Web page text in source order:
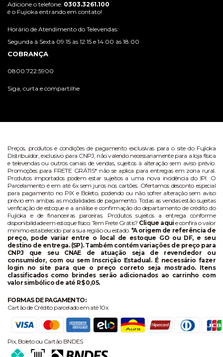
Adicione o telefone: 0303.3261.100
é o Fujioka entrando em contato!
Horário de Atendimento do Televendas:
Segunda à Sexta 09:15 às 12:15 e 14:00 às 18:00
COBRANÇA
0800.722.5900
Siga, curta e compartilhe
Preços, produtos e condições de pagamento exclusivas para o site do Fujioka
Distribuidor, exclusivo para CNPJ, não valendo necessariamente para a loja física
e televendas ou outros canais de vendas, sujeitos à alteração sem aviso prévio.
Promoções para FRETE GRÁTIS* não se aplica para entregas em zona rural.
Produtos importados podem estar sujeitos a uma nova incidência do IPI. O
Parcelamento é em até 6x sem juros nos cartões. Ofertamos desconto especial
para pagamento no PIX e Boleto, podendo ou não sofrer alteração sem aviso
prévio em ambas as modalidades de pagamento. Todas as vendas estão sujeitas
verificação de estoque e a análise e confirmação do departamento de crédito do
Fujioka e de financeiras parceiras. Produtos sujeitos a entrega conforme
disponibilidade em estoque físico. Tem Frete Grátis? Clique aqui e confira o valor
mínimo estabelecido para sua região ou estado. *A origem de referência de
preço, pode variar entre o local de estoque GO ou DF, e seu
destino de entrega. (SP). Também contém variações de preço para
CNPJ que seu CNAE de atuação seja de revendedor ou
consumidor, com ou sem Inscrição Estadual. É necessário fazer
login no site para que o preço correto seja mostrado. Itens
classificados como brindes serão adicionados ao carrinho com
valor simbólico de até R$ 0,05.
FORMAS DE PAGAMENTO:
Cartão de Crédito parcelado em até 10x
Pix, Boleto ou Cartão BNDES